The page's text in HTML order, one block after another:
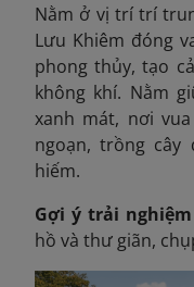
Nằm ở vị trí trí
Lưu Khiêm đóng
phong thủy, tạo
không khí. Nằm
xanh mát, nơi
ngoạn, trồng cây
hiếm.
Gợi ý trải
hồ và thư giãn,